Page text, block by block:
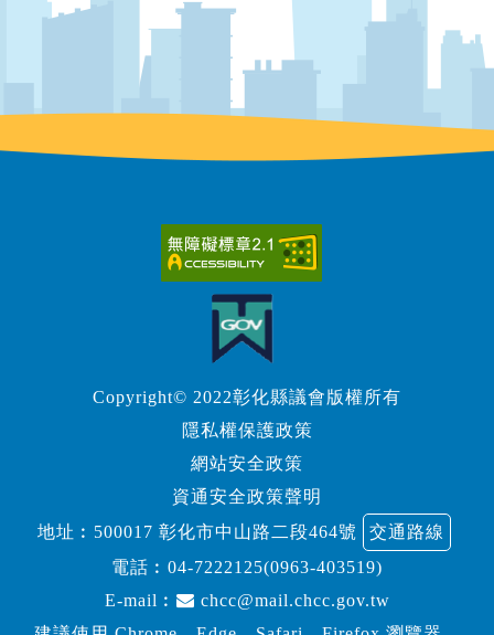
Copyright© 2022彰化縣議會版權所有
隱私權保護政策
網站安全政策
資通安全政策聲明
地址︰500017 彰化市中山路二段464號
交通路線
電話︰ 04-7222125(0963-403519)
E-mail︰
chcc@mail.chcc.gov.tw